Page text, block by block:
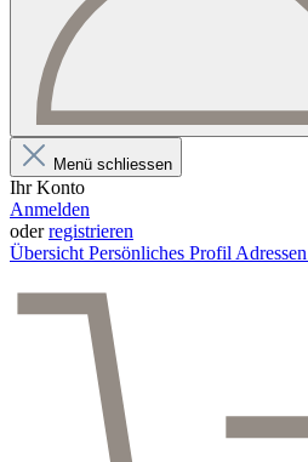
Menü schliessen
Ihr Konto
Anmelden
oderregistrieren
Übersicht Persönliches Profil Adressen